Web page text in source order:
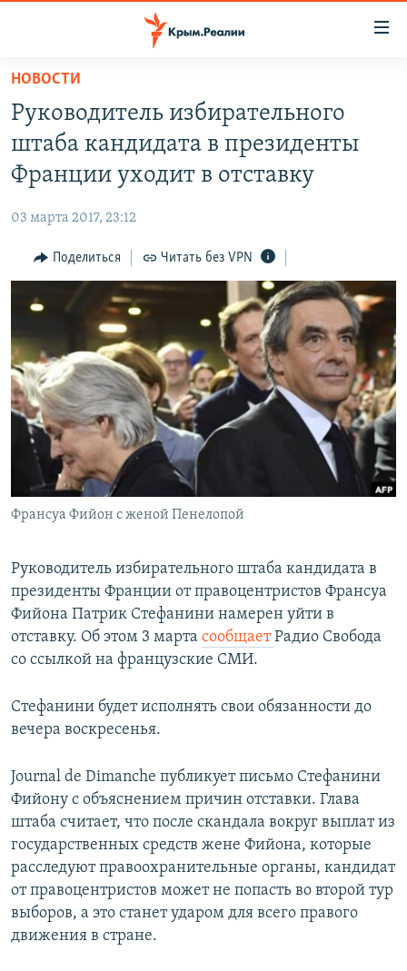
Вернуться
основному
содержанию
Вернутся
главной
навигации
Вернутся
поиску
СПЕЦПРОЕКТЫ
11 ЛЕТ ОККУПАЦИИ КРЫМА. 11 ИСТОРИЙ СОПРОТИВЛЕНИЯ
ВОДА
ЕЩЕ
ИНТЕРАКТИВ
ИНФОГРАФИКА
ТЕЛЕПРОЕКТ КРЫМ.РЕАЛИИ
СОВЕТЫ ПРАВОЗАЩИТНИКОВ
ПРОПАВШИЕ БЕЗ ВЕСТИ
ПОБЕДИТЕЛЕЙ НЕ СУДЯТ?
КРЫМ.НЕПОКОРЕННЫЙ
ELIFBE
УКРАИНСКАЯ ПРОБЛЕМА КРЫМА
РАДІО СВОБОДА
КАК ОБОЙТИ БЛОКИРОВКУ
Українською
Qırımtatar
ПРИСОЕДИНЯЙТЕСЬ!
НОВОСТИ
Руководитель избирательного
штаба кандидата в президенты
Франции уходит в отставку
03 марта 2017, 23:12
Поделиться Читать без VPN
Франсуа Фийон с женой Пенелопой
Руководитель избирательного штаба кандидата в
президенты Франции от правоцентристов Франсуа
Фийона Патрик Стефанини намерен уйти в
отставку. Об этом 3 марта сообщаетРадио Свобода
со ссылкой на французские СМИ.
Стефанини будет исполнять свои обязанности до
вечера воскресенья.
Journal de Dimanche публикует письмо Стефанини
Фийону с объяснением причин отставки. Глава
штаба считает, что после скандала вокруг выплат из
государственных средств жене Фийона, которые
расследуют правоохранительные органы, кандидат
от правоцентристов может не попасть во второй тур
выборов, а это станет ударом для всего правого
движения в стране.